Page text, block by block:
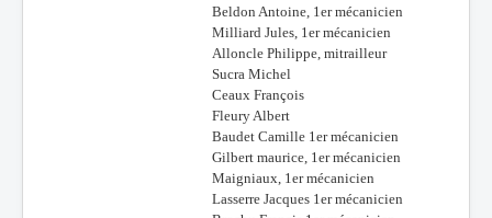
Beldon Antoine, 1er mécanicien
Milliard Jules, 1er mécanicien
Alloncle Philippe, mitrailleur
Sucra Michel
Ceaux François
Fleury Albert
Baudet Camille 1er mécanicien
Gilbert maurice, 1er mécanicien
Maigniaux, 1er mécanicien
Lasserre Jacques 1er mécanicien